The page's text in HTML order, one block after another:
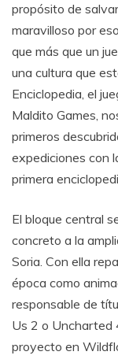
propósito de
maravilloso por
que más que un
una cultura que
Enciclopedia, el
Maldito Games,
primeros
expediciones con
primera
El bloque central
concreto a la
Soria. Con ella
época como
responsable de
Us 2 o Uncharted
proyecto en